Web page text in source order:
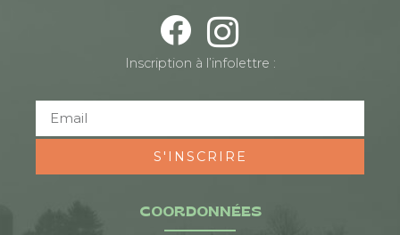
COORDONNÉES
Inscription à l’infolettre :
S'INSCRIRE